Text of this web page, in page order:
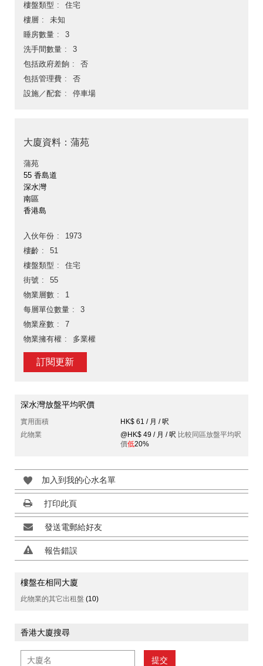
樓盤類型
住宅
樓層
未知
睡房數量
3
洗手間數量
3
包括政府差餉
否
包括管理費
否
設施／配套
停車場
大廈資料：蒲苑
蒲苑
55 香島道
深水灣
南區
香港島
入伙年份
1973
樓齡
51
樓盤類型
住宅
街號
55
物業層數
1
每層單位數量
3
物業座數
7
物業擁有權
多業權
訂閱更新
深水灣放盤平均呎價
實用面積
HK$ 61 / 月 / 呎
此物業
@HK$ 49 / 月 / 呎 比較同區放盤平均呎
價低20%
加入到我的心水名單
打印此頁
發送電郵給好友
報告錯誤
樓盤在相同大廈
此物業的其它出租盤 (10)
香港大廈搜尋
提交